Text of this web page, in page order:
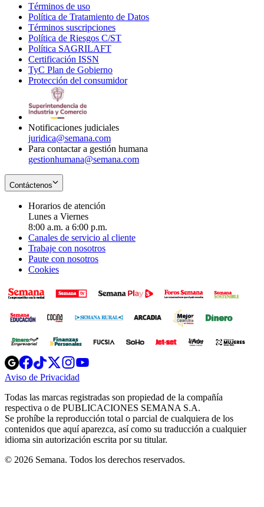
Términos de uso
in
new
window
Política de Tratamiento de Datos
Términos suscripciones
in
Política de Riesgos C/ST
Política SAGRILAFT
new
window
Certificación ISSN
in
new
TyC Plan de Gobierno
in
Protección del consumidorOpens
Notificaciones judiciales
juridica@semana.com
Para contactar a gestión humana
gestionhumana@semana.com
Contáctenos
Horarios de atención
Lunes a Viernes
8:00 a.m. a 6:00 p.m.
Canales de servicio al cliente
Trabaje con nosotros
Paute con nosotros
Cookies
Opens
in
new
Opens
in
new
Opens
in
new
window
Opens
new
windowwindow
Aviso de Privacidad
new
window
Todas las marcas registradas son propiedad de la compañía
respectiva o de PUBLICACIONES SEMANA S.A.
Se prohíbe la reproducción total o parcial de cualquiera de los
contenidos que aquí aparezca, así como su traducción a cualquier
idioma sin autorización escrita por su titular.
© 2026 Semana. Todos los derechos reservados.